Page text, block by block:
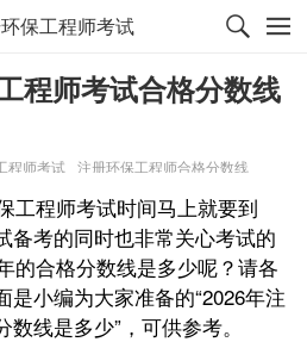
保工程师考试
程师考试合格分数线
程师考试 注册环保工程师合格分数线
程师考试时间马上就要到
备考的同时也非常关心考试的
的合格分数线是多少呢？请各
小编为大家准备的“2026年注
线是多少”，可供参考。